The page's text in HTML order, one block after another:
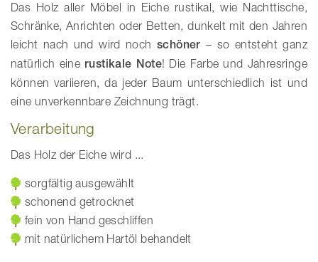
Das Holz aller Möbel in Eiche rustikal, wie Nachttische,
Schränke, Anrichten oder Betten, dunkelt mit den Jahren
leicht nach und wird noch schöner – so entsteht ganz
natürlich eine rustikale Note! Die Farbe und Jahresringe
können variieren, da jeder Baum unterschiedlich ist und
eine unverkennbare Zeichnung trägt.
Verarbeitung
Das Holz der Eiche wird ...
sorgfältig ausgewählt
schonend getrocknet
fein von Hand geschliffen
mit natürlichem Hartöl behandelt